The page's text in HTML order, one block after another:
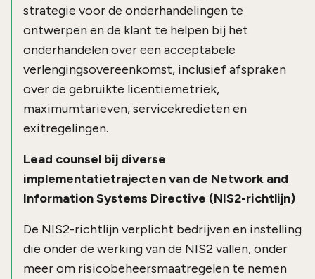
strategie voor de onderhandelingen te
ontwerpen en de klant te helpen bij het
onderhandelen over een acceptabele
verlengingsovereenkomst, inclusief afspraken
over de gebruikte licentiemetriek,
maximumtarieven, servicekredieten en
exitregelingen.
Lead counsel bij diverse
implementatietrajecten van de Network and
Information Systems Directive (NIS2-richtlijn)
De NIS2-richtlijn verplicht bedrijven en instelling
die onder de werking van de NIS2 vallen, onder
meer om risicobeheersmaatregelen te nemen